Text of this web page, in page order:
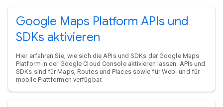
Google Maps Platform APIs und
SDKs aktivieren
Hier erfahren Sie, wie sich die APIs und SDKs der Google Maps
Platform in der Google Cloud Console aktivieren lassen. APIs und
SDKs sind für Maps, Routes und Places sowie für Web- und für
mobile Plattformen verfügbar.